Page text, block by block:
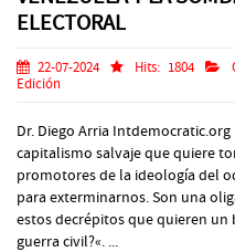
ELECTORAL
22-07-2024 Hits: 1804
Edición
Dr. Diego Arria
capitalismo salvaje que quiere
promotores de la ideología del
para exterminarnos. Son una
estos decrépitos que quieren
guerra civil?«. ...